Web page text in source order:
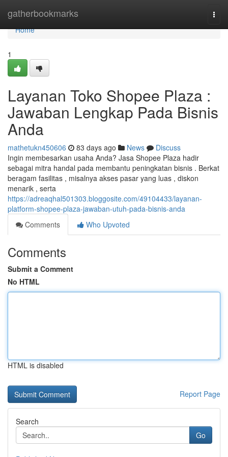
gatherbookmarks
Home
Home
1
Layanan Toko Shopee Plaza :
Jawaban Lengkap Pada Bisnis
Anda
mathetukn450606 83 days ago News
Discuss
Ingin membesarkan usaha Anda? Jasa Shopee Plaza hadir
sebagai mitra handal pada membantu peningkatan bisnis . Berkat
beragam fasilitas , misalnya akses pasar yang luas , diskon
menarik , serta
https://adreaqhal501303.bloggosite.com/49104433/layanan-
platform-shopee-plaza-jawaban-utuh-pada-bisnis-anda
Comments
Who Upvoted
Comments
Submit a Comment
No HTML
HTML is disabled
Report Page
Search
Go